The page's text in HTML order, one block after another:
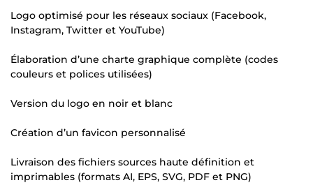
Logo optimisé pour les réseaux sociaux (Facebook,
Instagram, Twitter et YouTube)
Élaboration d’une charte graphique complète (codes
couleurs et polices utilisées)
Version du logo en noir et blanc
Création d’un favicon personnalisé
Livraison des fichiers sources haute définition et
imprimables (formats AI, EPS, SVG, PDF et PNG)